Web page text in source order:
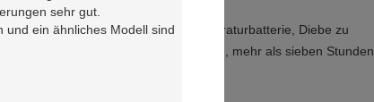
Militär-polymerhochtemperaturbatterie, Diebe zu
der Anschluss kann noch fortfahren, mehr als sieben Stunden